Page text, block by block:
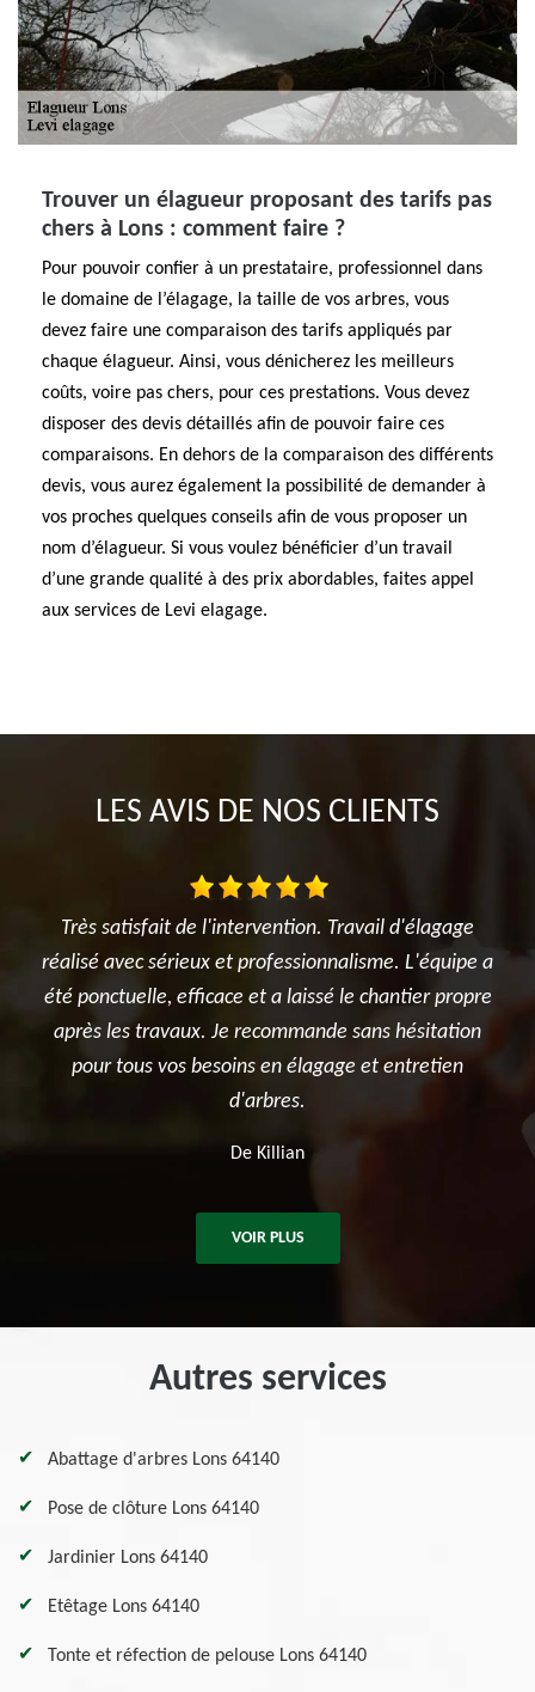
Trouver un élagueur proposant des tarifs pas
chers à Lons : comment faire ?
Pour pouvoir confier à un prestataire, professionnel dans
le domaine de l’élagage, la taille de vos arbres, vous
devez faire une comparaison des tarifs appliqués par
chaque élagueur. Ainsi, vous dénicherez les meilleurs
coûts, voire pas chers, pour ces prestations. Vous devez
disposer des devis détaillés afin de pouvoir faire ces
comparaisons. En dehors de la comparaison des différents
devis, vous aurez également la possibilité de demander à
vos proches quelques conseils afin de vous proposer un
nom d’élagueur. Si vous voulez bénéficier d’un travail
d’une grande qualité à des prix abordables, faites appel
aux services de Levi elagage.
LES AVIS DE NOS CLIENTS
a
Je suis ravi des travaux réalisés dans mon jardin entre
l'élagage du cerisier, l'entretien des rosiers, la tonte
et surtout le terrassement et la création du jardin
potager. Je recommande sincèrement cette
entreprise.
VOIR PLUS
Autres services
Abattage d'arbres Lons 64140
Pose de clôture Lons 64140
Jardinier Lons 64140
Etêtage Lons 64140
Tonte et réfection de pelouse Lons 64140